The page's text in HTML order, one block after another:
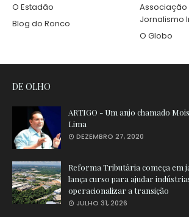
O Estadão
Associação
Jornalismo
Blog do Ronco
O Globo
DE OLHO
ARTIGO - Um anjo chamado
Lima
DEZEMBRO 27, 2020
Reforma Tributária começa em
lança curso para ajudar
operacionalizar a transição
JULHO 31, 2026